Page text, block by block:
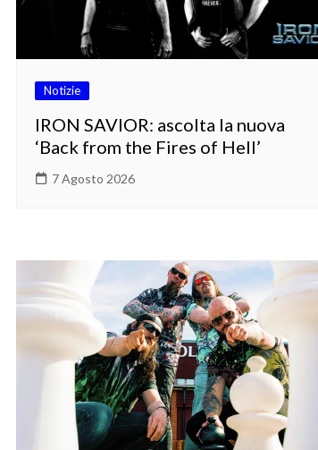
Notizie
IRON SAVIOR: ascolta la nuova
‘Back from the Fires of Hell’
7 Agosto 2026